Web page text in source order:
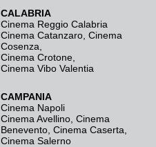
CALABRIA
Cinema Reggio Calabria
Cinema Catanzaro Cinema
Cosenza
Cinema Crotone
Cinema Vibo Valentia
CAMPANIA
Cinema Napoli
Cinema Avellino Cinema
Benevento Cinema Caserta
Cinema Salerno